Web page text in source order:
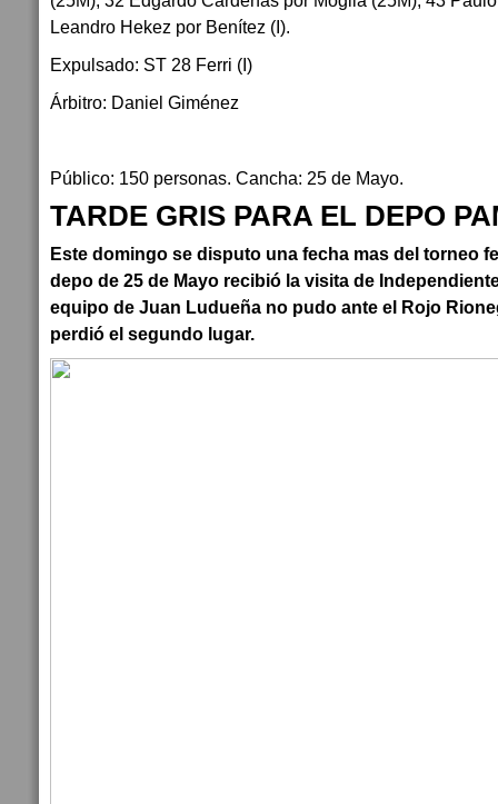
Leandro Hekez por Benítez (I).
Expulsado: ST 28 Ferri (I)
Árbitro: Daniel Giménez
Público: 150 personas. Cancha: 25 de Mayo.
TARDE GRIS PARA EL DEPO
Este domingo se disputo una fecha mas del torneo
depo de 25 de Mayo recibió la visita de
equipo de Juan Ludueña no pudo ante el Rojo
perdió el segundo lugar.